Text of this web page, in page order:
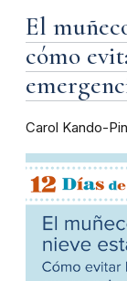
El
cómo
Carol Kando-